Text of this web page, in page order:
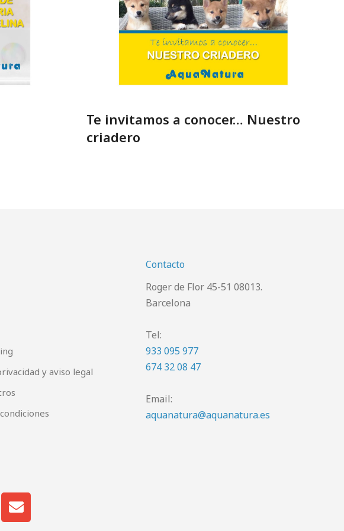
Te invitamos a conocer… Nuestro
criadero
y aviso legal
Contacto
Roger de Flor 45-51 08013.
Barcelona
Tel:
933 095 977
674 32 08 47
Email:
aquanatura@aquanatura.es